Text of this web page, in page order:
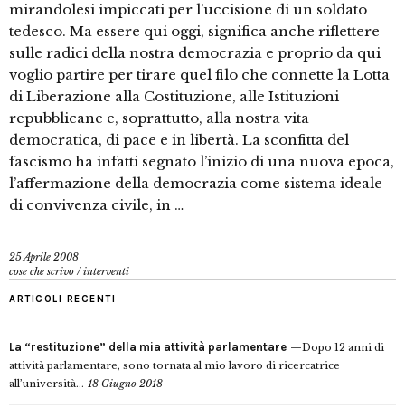
mirandolesi impiccati per l’uccisione di un soldato
tedesco. Ma essere qui oggi, significa anche riflettere
sulle radici della nostra democrazia e proprio da qui
voglio partire per tirare quel filo che connette la Lotta
di Liberazione alla Costituzione, alle Istituzioni
repubblicane e, soprattutto, alla nostra vita
democratica, di pace e in libertà. La sconfitta del
fascismo ha infatti segnato l’inizio di una nuova epoca,
l’affermazione della democrazia come sistema ideale
di convivenza civile, in …
25 Aprile 2008
cose che scrivo /interventi
ARTICOLI RECENTI
La “restituzione” della mia attività parlamentare
Dopo 12 anni di
attività parlamentare, sono tornata al mio lavoro di ricercatrice
all’università... 18 Giugno 2018